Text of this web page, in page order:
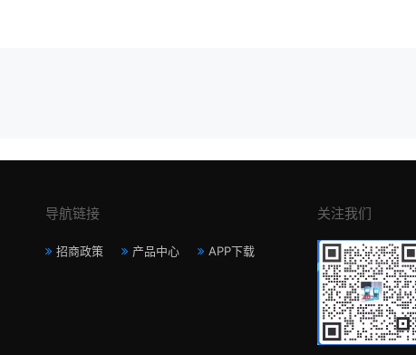
导航链接
招商政策 产品中心 APP下载
关注我们